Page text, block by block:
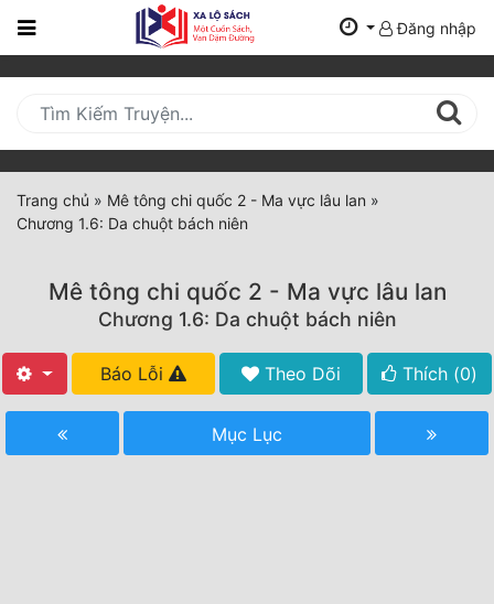
Trang
Mới
Cập
Nhật
(current)
Thể Loại
Tất Cả
Hoàn Thành
Đăng nhập
Trang chủ » Mê tông chi quốc 2 - Ma vực lâu lan »
Chương 1.6: Da chuột bách niên
Mê tông chi quốc 2 - Ma vực lâu lan
Chương 1.6: Da chuột bách niên
Báo Lỗi Theo Dõi Thích (0)
Mục Lục